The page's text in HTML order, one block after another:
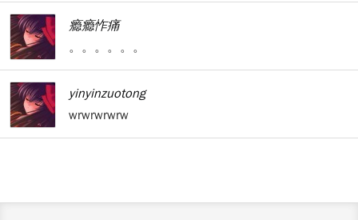
瘾瘾怍痛
。。。。。。
yinyinzuotong
wrwrwrwrw